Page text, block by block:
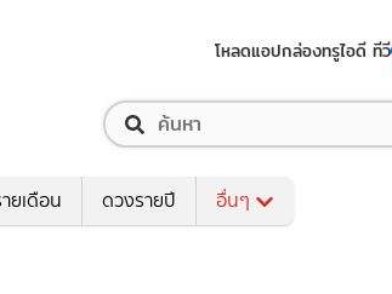
โหลดแอปกล่องทรูไอดี ทีวี
ยเดือน ดวงรายปี อื่นๆ